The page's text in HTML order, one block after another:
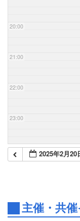
20:00
21:00
22:00
23:00
2025年2月20
主催・共